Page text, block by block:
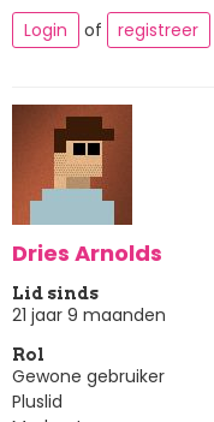
Login
of registreer
Dries Arnolds
Lid sinds
21 jaar 9 maanden
Rol
Gewone gebruiker
Pluslid